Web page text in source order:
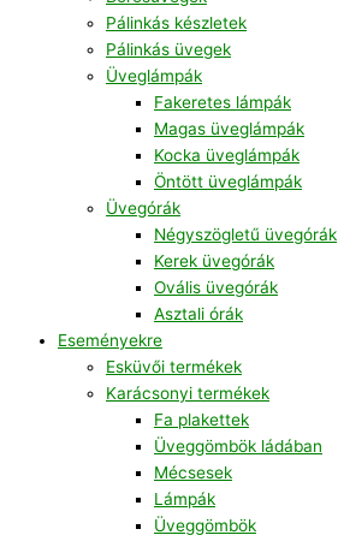
Pálinkás készletek
Pálinkás üvegek
Üveglámpák
Fakeretes lámpák
Magas üveglámpák
Kocka üveglámpák
Öntött üveglámpák
Üvegórák
Négyszögletű üvegórák
Kerek üvegórák
Ovális üvegórák
Asztali órák
Eseményekre
Esküvői termékek
Karácsonyi termékek
Fa plakettek
Üveggömbök ládában
Mécsesek
Lámpák
Üveggömbök